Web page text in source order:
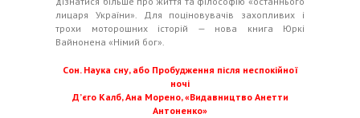
лицаря України». Для поціновувачів захопливих і
трохи моторошних історій — нова книга Юркі
Вайнонена «Німий бог».
Сон. Наука сну, або Пробудження після неспокійної
ночі
Д’єго Калб, Ана Морено, «Видавництво Анетти
Антоненко»